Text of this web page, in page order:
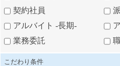
契約社員
アルバイト -長期-
業務委託
こだわり条件